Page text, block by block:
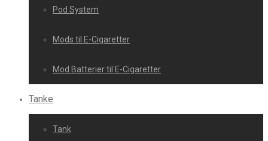
Pod System
Mods til E-Cigaretter
Mod Batterier til E-Cigaretter
Tanke
Tank